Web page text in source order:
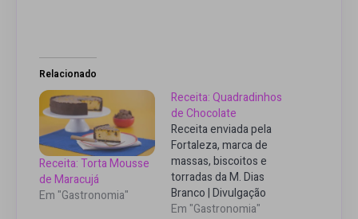
Relacionado
Receita: Torta Mousse
de Maracujá
Em "Gastronomia"
Receita: Quadradinhos
de Chocolate
Receita enviada pela
Fortaleza, marca de
massas, biscoitos e
torradas da M. Dias
Branco | Divulgação
Ingredientes - 260 g
Em "Gastronomia"